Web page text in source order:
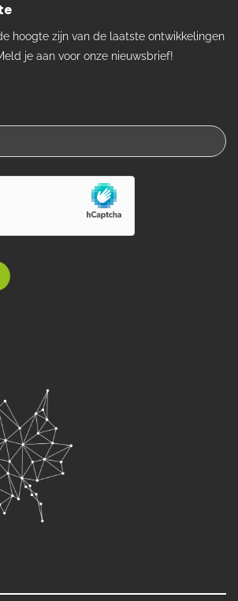
hoogte zijn van de laatste ontwikkelingen
je aan voor onze nieuwsbrief!